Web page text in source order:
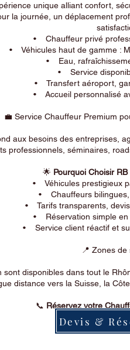
unique alliant confort,
la journée, un déplacement
• Chauffeur privé
• Véhicules haut de gamme :
• Eau,
• Service
• Transfert aéroport,
• Accueil personnalisé
💼 Service Chauffeur Premium
aux besoins des entreprises,
professionnels, séminaires,
🌟 Pourquoi Choisir
• Véhicules prestigieux
• Chauffeurs bilingues,
• Tarifs transparents, devis
• Réservation simple en
• Service client réactif et
📍 Zones de
disponibles dans tout le
distance vers la Suisse, la
📞 Réservez votre
Devis &